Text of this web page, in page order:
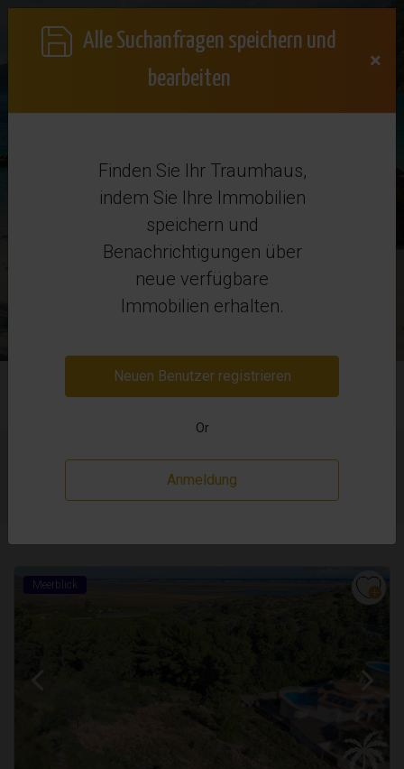
Immobilienkauf in Spanien
Suchauftrag
Erweiterte Suche
Preis Nach oben
Meerblick
Alle Suchanfragen speichern und
bearbeiten
×
Finden Sie Ihr Traumhaus,
indem Sie Ihre Immobilien
speichern und
Benachrichtigungen über
neue verfügbare
Immobilien erhalten.
Neuen Benutzer registrieren
Or
Anmeldung